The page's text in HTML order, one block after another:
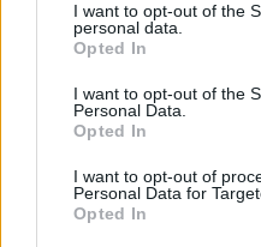
I want to opt-out of the
personal data.
Opted In
I want to opt-out of the
Personal Data.
Opted In
I want to opt-out of
Personal Data for
Opted In